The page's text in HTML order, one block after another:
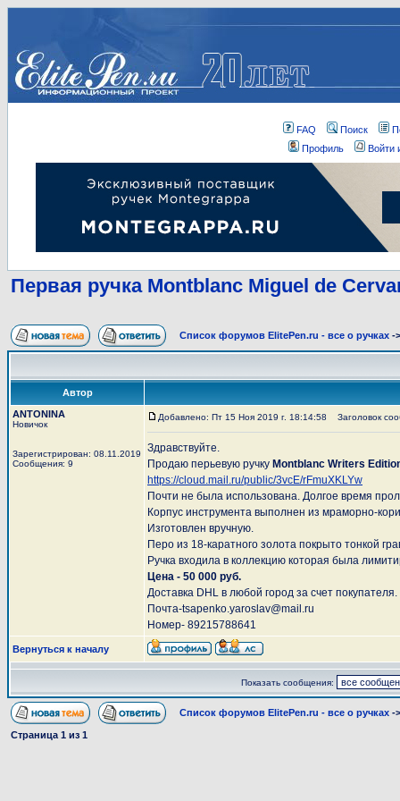
FAQ Поиск
Профиль
Войти
Первая ручка Montblanc Miguel de
Список форумов ElitePen.ru - все о ручках -
Автор
ANTONINA
Новичок
Зарегистрирован: 08.11.2019
Сообщения: 9
Добавлено: Пт 15 Ноя 2019 г. 18:14:58 Заголовок
Здравствуйте.
Продаю перьевую ручку Montblanc Writers
https://cloud.mail.ru/public/3vcE/rFmuXKLYw
Почти не была использована. Долгое время
Корпус инструмента выполнен из мраморно-
Изготовлен вручную.
Перо из 18-каратного золота покрыто тонкой
Ручка входила в коллекцию которая была
Цена - 50 000 руб.
Доставка DHL в любой город за счет
Почта-tsapenko.yaroslav@mail.ru
Номер- 89215788641
Вернуться к началу
Показать сообщения:
Список форумов ElitePen.ru - все о ручках -
Страница 1 из 1